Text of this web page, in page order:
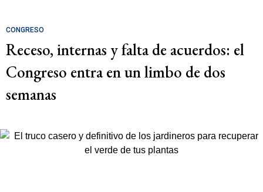
CONGRESO
Receso, internas y falta de acuerdos: el
Congreso entra en un limbo de dos
semanas